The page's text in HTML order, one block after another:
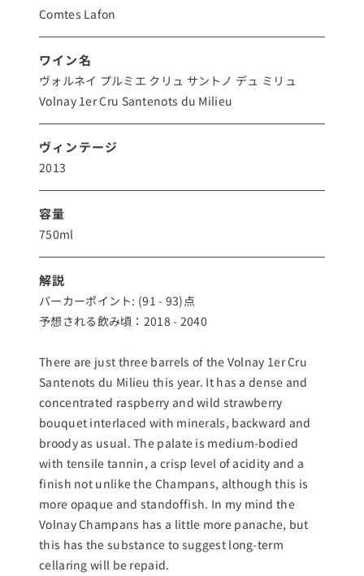
Comtes Lafon
ワイン名
ヴォルネイ プルミエ クリュ サントノ デュ ミリュ
Volnay 1er Cru Santenots du Milieu
ヴィンテージ
2013
容量
750ml
解説
パーカーポイント: (91 - 93)点
予想される飲み頃：2018 - 2040
There are just three barrels of the Volnay 1er Cru
Santenots du Milieu this year. It has a dense and
concentrated raspberry and wild strawberry
bouquet interlaced with minerals, backward and
broody as usual. The palate is medium-bodied
with tensile tannin, a crisp level of acidity and a
finish not unlike the Champans, although this is
more opaque and standoffish. In my mind the
Volnay Champans has a little more panache, but
this has the substance to suggest long-term
cellaring will be repaid.